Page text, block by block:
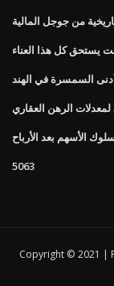
من جوجل المالية
يستحق كل هذا العناء
السمسرة في الهند
الرهن العقاري
الأسهم بعد الأرباح
5063
Copyright © 2021 |